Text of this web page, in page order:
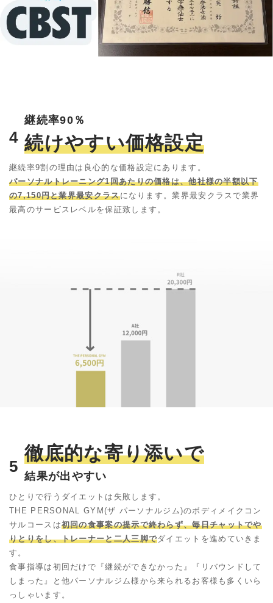
4
継続率90％
続けやすい価格設定
継続率9割の理由は良心的な価格設定にあります。
パーソナルトレーニング1回あたりの価格は、他社様の半額以下
の7,150円と業界最安クラスになります。業界最安クラスで業界
最高のサービスレベルを保証致します。
5
徹底的な寄り添いで
結果が出やすい
ひとりで行うダイエットは失敗します。
THE PERSONAL GYM(ザ パーソナルジム)のボディメイクコン
サルコースは初回の食事案の提示で終わらず、毎日チャットでや
りとりをし、トレーナーと二人三脚でダイエットを進めていきま
す。
食事指導は初回だけで『継続ができなかった』『リバウンドして
しまった』と他パーソナルジム様から来られるお客様も多くいら
っしゃいます。